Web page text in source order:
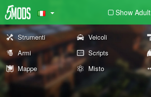
Show Adult
Strumenti Veicoli
Armi
Scripts
Mappe
Misto